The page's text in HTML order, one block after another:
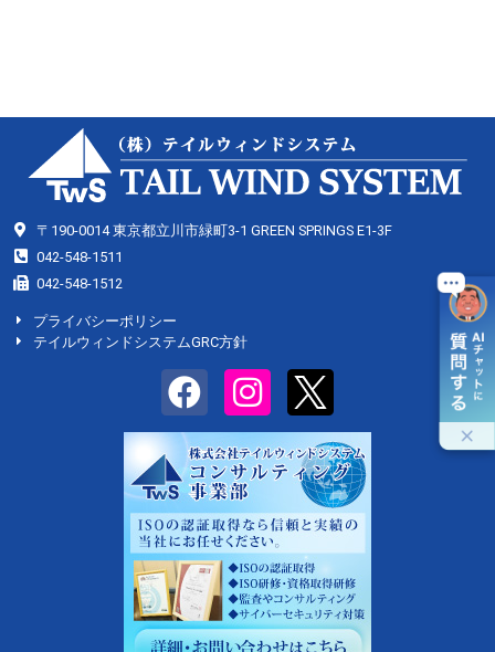
〒190-0014 東京都立川市緑町3-1 GREEN SPRINGS E1-3F
042-548-1511
042-548-1512
プライバシーポリシー
テイルウィンドシステムGRC方針